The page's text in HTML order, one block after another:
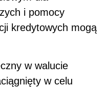
i pomocy
kredytowych mogą
w walucie
w celu